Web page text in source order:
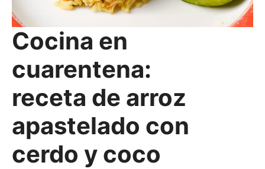
Cocina en
cuarentena:
receta de arroz
apastelado con
cerdo y coco